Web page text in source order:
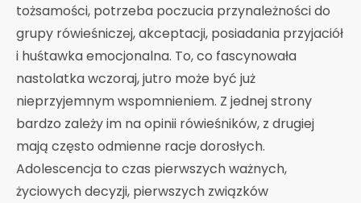
tożsamości, potrzeba poczucia przynależności do
grupy rówieśniczej, akceptacji, posiadania przyjaciół
i huśtawka emocjonalna. To, co fascynowała
nastolatka wczoraj, jutro może być już
nieprzyjemnym wspomnieniem. Z jednej strony
bardzo zależy im na opinii rówieśników, z drugiej
mają często odmienne racje dorosłych.
Adolescencja to czas pierwszych ważnych,
życiowych decyzji, pierwszych związków